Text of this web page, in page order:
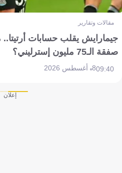
مقالات وتقارير
جيمارايش يقلب حسابات
صفقة الـ75 مليون إسترليني؟
09:408 أغسطس 2026
إعلان